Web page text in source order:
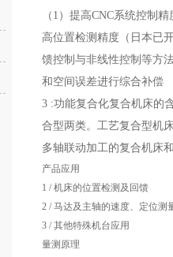
（1）提高CNC系统控制
高位置检测精度（日本已
馈控制与非线性控制等方
和空间误差进行综合补偿
3 :功能复合化复合机床的
合型两类。工艺复合型
多轴联动加工的复合机床
产品应用
1 /机床的位置检测及回馈
2 /马达及主轴的速度、定位测
3 /其他特殊机台应用
量测原理